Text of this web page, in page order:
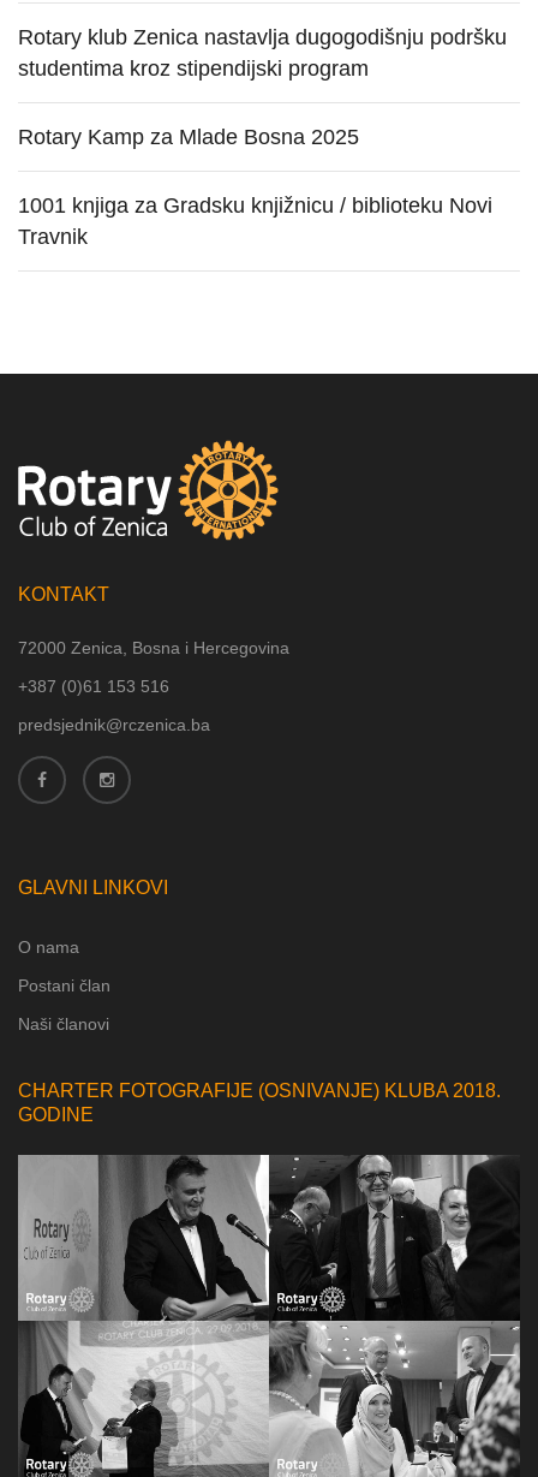
Rotary klub Zenica nastavlja dugogodišnju podršku
studentima kroz stipendijski program
Rotary Kamp za Mlade Bosna 2025
1001 knjiga za Gradsku knjižnicu / biblioteku Novi
Travnik
KONTAKT
72000 Zenica, Bosna i Hercegovina
+387 (0)61 153 516
predsjednik@rczenica.ba
GLAVNI LINKOVI
O nama
Postani član
Naši članovi
CHARTER FOTOGRAFIJE (OSNIVANJE) KLUBA 2018.
GODINE